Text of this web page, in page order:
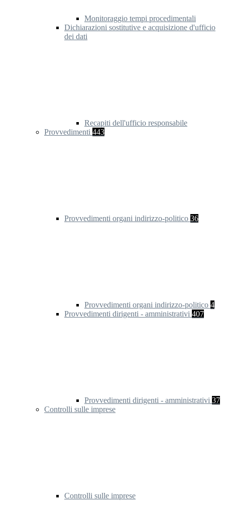
Monitoraggio tempi procedimentali
Dichiarazioni sostitutive e acquisizione d'ufficio
dei dati
Recapiti dell'ufficio responsabile
Provvedimenti 443
Provvedimenti organi indirizzo-politico 36
Provvedimenti organi indirizzo-politico 4
Provvedimenti dirigenti - amministrativi 407
Provvedimenti dirigenti - amministrativi 37
Controlli sulle imprese
Controlli sulle imprese